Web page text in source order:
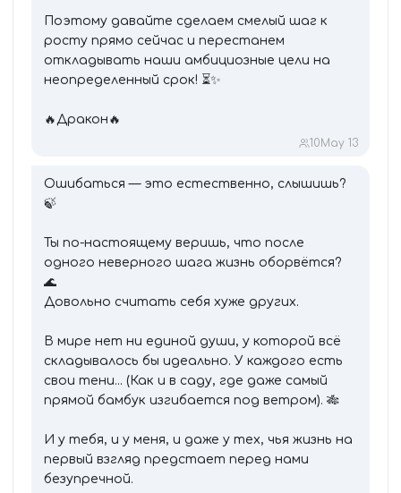
Поэтому давайте сделаем смелый шаг к
росту прямо сейчас и перестанем
откладывать наши амбициозные цели на
неопределенный срок! ⏳✨
🔥Дракон🔥
10 May 13
Ошибаться — это естественно, слышишь?
🍃
Ты по-настоящему веришь, что после
одного неверного шага жизнь оборвётся?
🌊
Довольно считать себя хуже других.
В мире нет ни единой души, у которой всё
складывалось бы идеально. У каждого есть
свои тени... (Как и в саду, где даже самый
прямой бамбук изгибается под ветром). 🎋
И у тебя, и у меня, и даже у тех, чья жизнь на
первый взгляд предстает перед нами
безупречной.